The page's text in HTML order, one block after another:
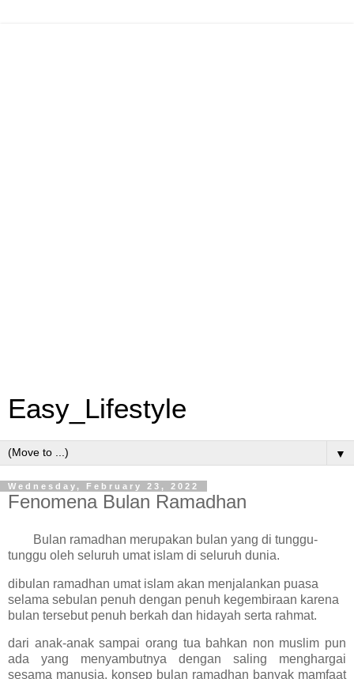
Easy_Lifestyle
▼
Wednesday, February 23, 2022
Fenomena Bulan Ramadhan
Bulan ramadhan merupakan bulan yang di tunggu-
tunggu oleh seluruh umat islam di seluruh dunia.
dibulan ramadhan umat islam akan menjalankan puasa
selama sebulan penuh dengan penuh kegembiraan karena
bulan tersebut penuh berkah dan hidayah serta rahmat.
dari anak-anak sampai orang tua bahkan non muslim pun
ada yang menyambutnya dengan saling menghargai
sesama manusia. konsep bulan ramadhan banyak mamfaat